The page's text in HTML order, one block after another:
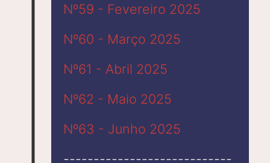
Nº59 - Fevereiro 2025
Nº60 - Março 2025
Nº61 - Abril 2025
Nº62 - Maio 2025
Nº63 - Junho 2025
----------------------------